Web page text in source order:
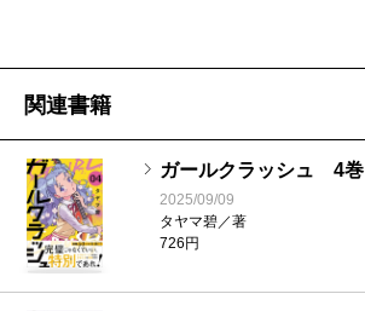
関連書籍
ガールクラッシュ 4巻
2025/09/09
タヤマ碧／著
726円